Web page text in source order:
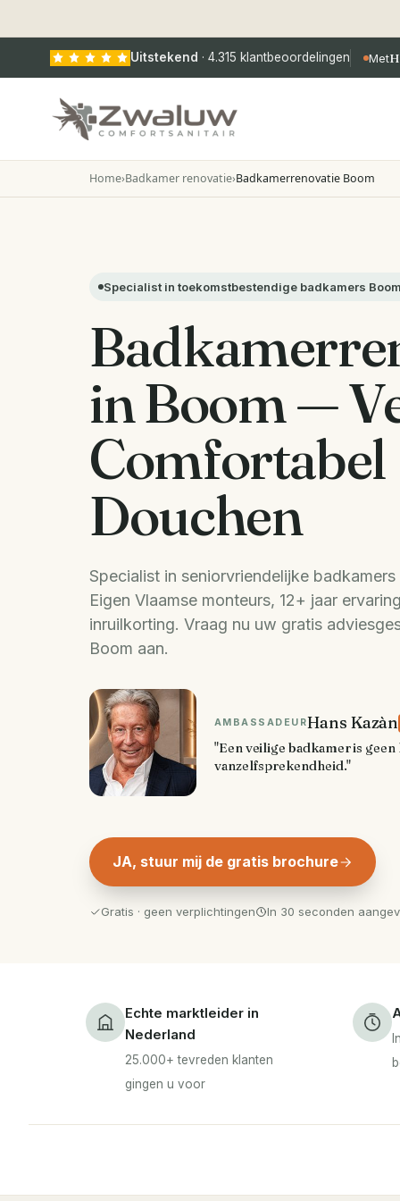
Uitstekend · 4.315 klantbeoordelingen Met
Home›Badkamer renovatie›Badkamerrenovatie Boom
Specialist in toekomstbestendige badkamers
in Boom —
Comfortabel
Douchen
Specialist in seniorvriendelijke
Eigen Vlaamse monteurs, 12+ jaar
inruilkorting. Vraag nu uw gratis
Boom aan.
AMBASSADEURHans Kazàn
"Een veilige badkamer is
vanzelfsprekendheid."
JA, stuur mij de gratis brochure
Gratis · geen verplichtingen In 30 seconden
Echte marktleider in
Nederland
25.000+ tevreden klanten
gingen u voor